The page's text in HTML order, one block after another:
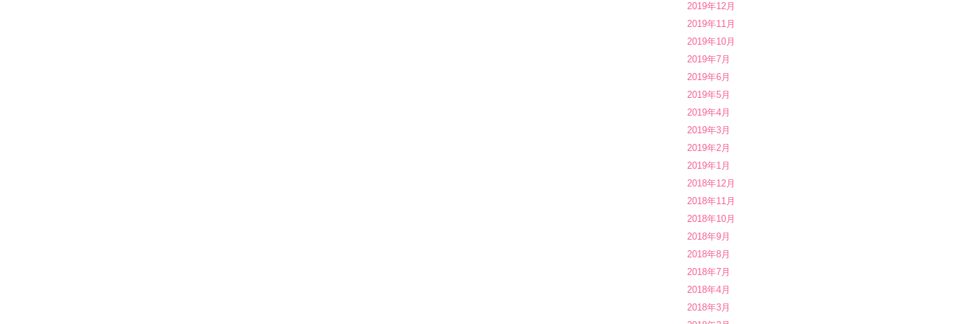
2019年12月
2019年11月
2019年10月
2019年7月
2019年6月
2019年5月
2019年4月
2019年3月
2019年2月
2019年1月
2018年12月
2018年11月
2018年10月
2018年9月
2018年8月
2018年7月
2018年4月
2018年3月